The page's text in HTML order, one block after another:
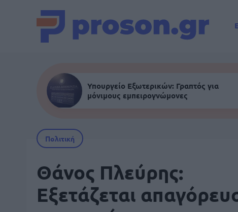
Υπουργείο Εξωτερικών: Γραπτός για
μόνιμους εμπειρογνώμονες
Πολιτική
Θάνος Πλεύρης:
Εξετάζεται